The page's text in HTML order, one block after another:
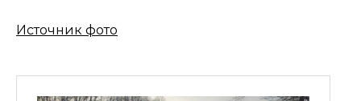
Источник фото